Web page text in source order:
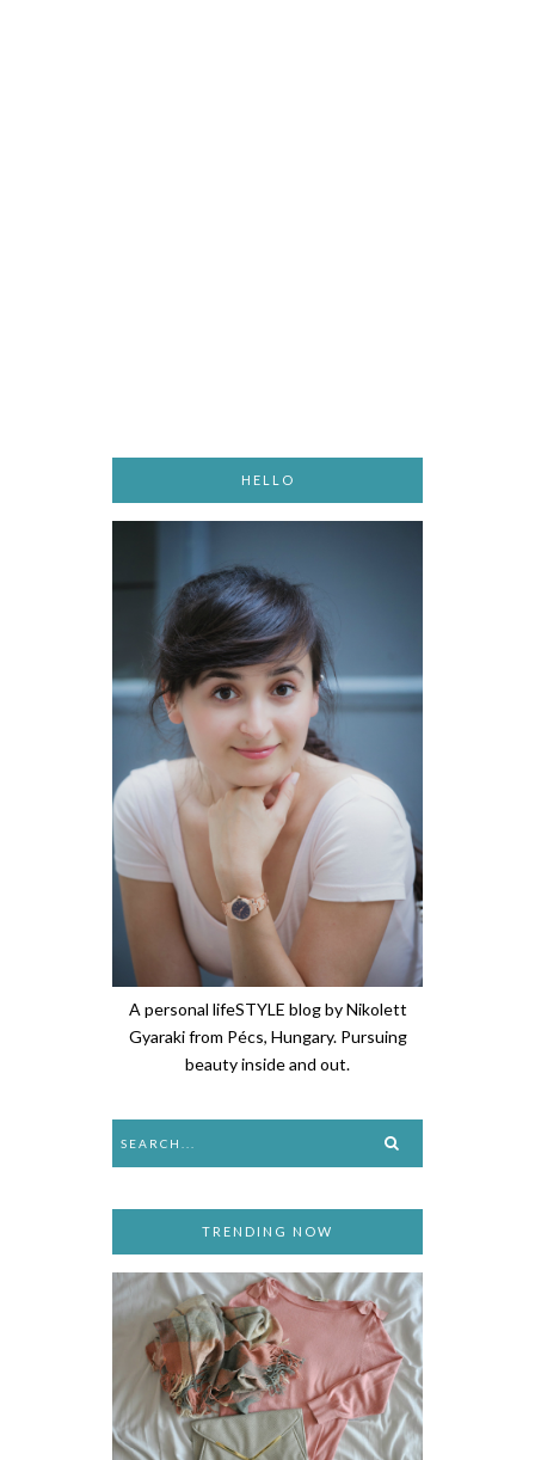
HELLO
A personal lifeSTYLE blog by Nikolett
Gyaraki from Pécs, Hungary. Pursuing
beauty inside and out.
TRENDING NOW